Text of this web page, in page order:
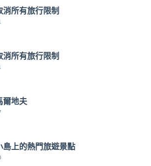
消所有旅行限制
消所有旅行限制
爾地夫
島上的熱門旅遊景點